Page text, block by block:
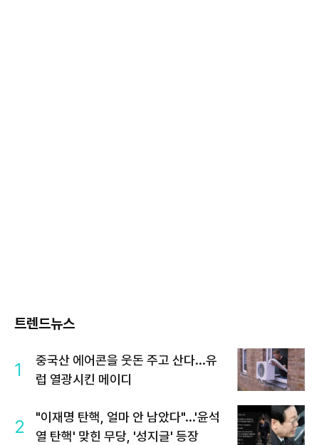
트렌드뉴스
1
중국산 에어콘을 웃돈 주고 산다...유
럽 열광시킨 메이디
2
"이재명 탄핵, 얼마 안 남았다"...'윤석
열 탄핵' 맞힌 무당, '성지글' 등장